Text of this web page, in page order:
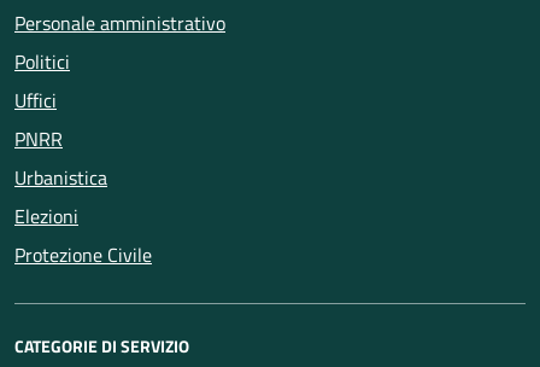
Personale amministrativo
Politici
Uffici
PNRR
Urbanistica
Elezioni
Protezione Civile
CATEGORIE DI SERVIZIO